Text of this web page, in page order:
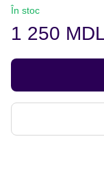
În stoc
1 250